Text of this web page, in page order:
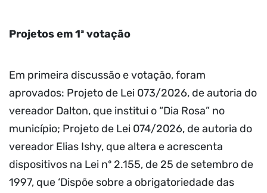
Projetos em 1ª votação
Em primeira discussão e votação, foram
aprovados: Projeto de Lei 073/2026, de autoria do
vereador Dalton, que institui o “Dia Rosa” no
município; Projeto de Lei 074/2026, de autoria do
vereador Elias Ishy, que altera e acrescenta
dispositivos na Lei nº 2.155, de 25 de setembro de
1997, que ‘Dispõe sobre a obrigatoriedade das